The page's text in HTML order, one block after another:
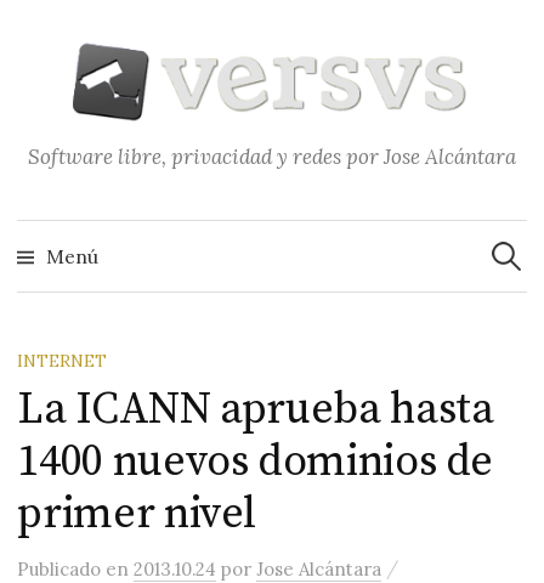
contenido
Software libre, privacidad y redes por Jose Alcántara
Menú
INTERNET
La ICANN aprueba hasta
1400 nuevos dominios de
primer nivel
Publicado en2013.10.24 porJose Alcántara /